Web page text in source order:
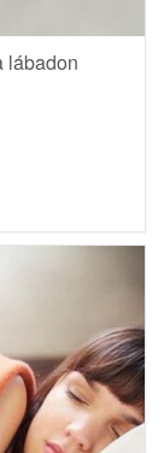
lábadon